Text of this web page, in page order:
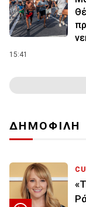
15:41
ΔΗΜΟΦΙΛΗ